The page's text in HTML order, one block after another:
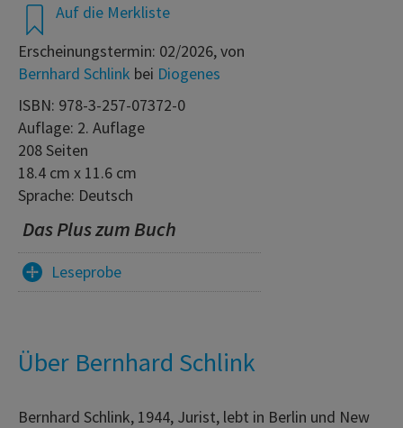
Auf die Merkliste
Erscheinungstermin: 02/2026, von
Bernhard Schlink bei Diogenes
ISBN: 978-3-257-07372-0
Auflage: 2. Auflage
208 Seiten
18.4 cm x 11.6 cm
Sprache: Deutsch
Das Plus zum Buch
Leseprobe
Über Bernhard Schlink
Bernhard Schlink, 1944, Jurist, lebt in Berlin und New